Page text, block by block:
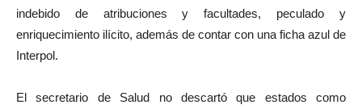
indebido de atribuciones y facultades, peculado y
enriquecimiento ilícito, además de contar con una ficha azul de
Interpol.
El secretario de Salud no descartó que estados como